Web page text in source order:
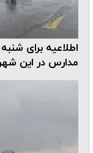
مدارس در این